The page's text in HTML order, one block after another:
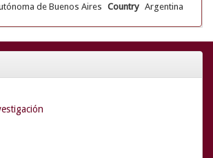
de Buenos Aires Country Argentina